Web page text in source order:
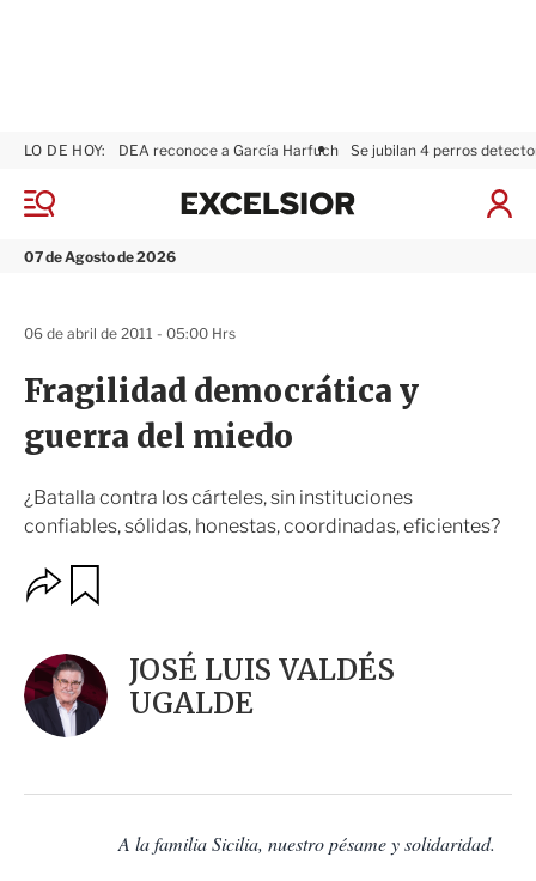
M
n
07 de Agosto de 2026
LO DE HOY: DEA reconoce a García Harfuch Se jubilan 4 perros
I
x
r
Fragilidad democrática y
guerra del miedo
¿Batalla contra los cárteles, sin instituciones
confiables, sólidas, honestas, coordinadas, eficientes?
06 de abril de 2011 - 05:00 Hrs
O
p
o
n
e
s
c
a
r
JOSÉ LUIS VALDÉS
UGALDE
A la familia Sicilia, nuestro pésame y solidaridad.